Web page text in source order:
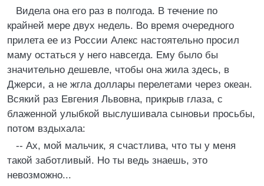
Видела она его раз в полгода. В течение по
крайней мере двух недель. Во время очередного
прилета ее из России Алекс настоятельно просил
маму остаться у него навсегда. Ему было бы
значительно дешевле, чтобы она жила здесь, в
Джерси, а не жгла доллары перелетами через океан.
Всякий раз Евгения Львовна, прикрыв глаза, с
блаженной улыбкой выслушивала сыновьи просьбы,
потом вздыхала:
-- Ах, мой мальчик, я счастлива, что ты у меня
такой заботливый. Но ты ведь знаешь, это
невозможно...